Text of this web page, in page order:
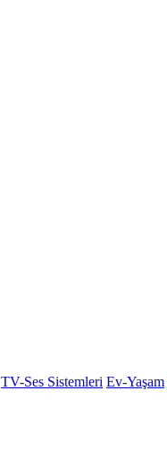
TV-Ses Sistemleri Ev-Yaşam